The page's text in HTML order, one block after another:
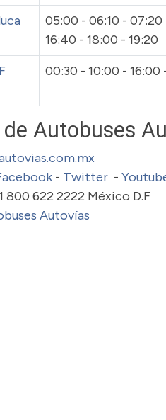
05:00 - 06:10 - 07:20
16:40 - 18:00 - 19:20
00:30 - 10:00 - 16:00
Autobuses
- Twitter -
800 622 2222 México D.F
Autovías